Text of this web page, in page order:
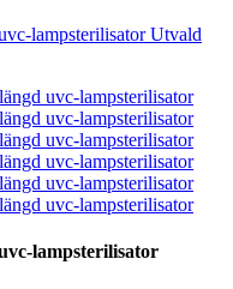
lampsterilisator